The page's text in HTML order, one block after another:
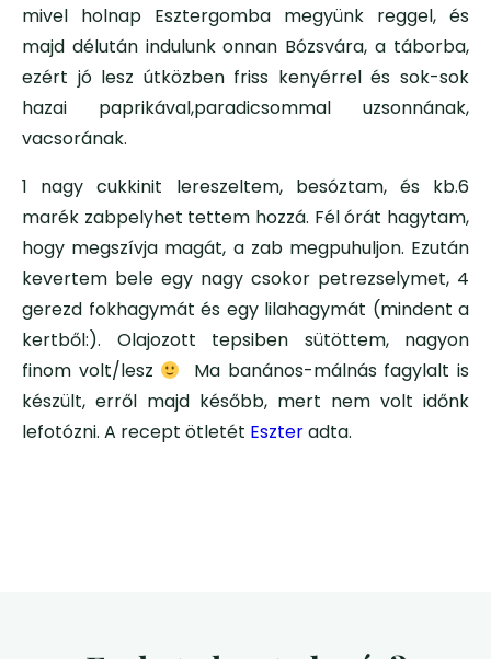
mivel holnap Esztergomba megyünk reggel, és
majd délután indulunk onnan Bózsvára, a táborba,
ezért jó lesz útközben friss kenyérrel és sok-sok
hazai paprikával,paradicsommal uzsonnának,
vacsorának.
1 nagy cukkinit lereszeltem, besóztam, és kb.6
marék zabpelyhet tettem hozzá. Fél órát hagytam,
hogy megszívja magát, a zab megpuhuljon. Ezután
kevertem bele egy nagy csokor petrezselymet, 4
gerezd fokhagymát és egy lilahagymát (mindent a
kertből:). Olajozott tepsiben sütöttem, nagyon
finom volt/lesz
Ma banános-málnás fagylalt is
készült, erről majd később, mert nem volt időnk
lefotózni. A recept ötletét Eszteradta.